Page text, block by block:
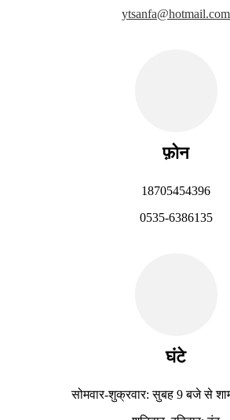
ytsanfa@hotmail.com
फ़ोन
18705454396
0535-6386135
घंटे
सोमवार-शुक्रवार: सुबह 9 बजे से